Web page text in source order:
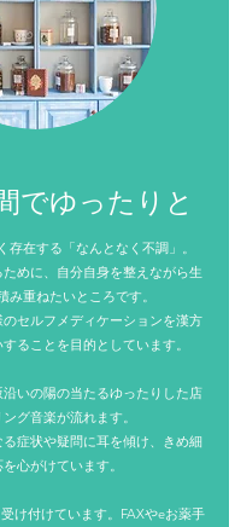
でゆったりと
存在する「なんとなく不調」。
めに、自分自身を整えながら生
み重ねたいところです。
セルフメディケーションを漢方
ることを目的としています。
いの陽の当たるゆったりした店
グ音楽が流れます。
症状や疑問に耳を傾け、きめ細
心がけています。
け付けています。FAXやeお薬手